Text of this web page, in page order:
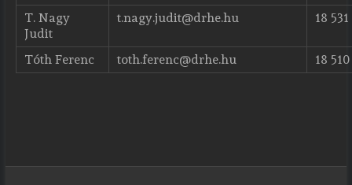
T. Nagy
Judit
t.nagy.judit@drhe.hu 18 531
Tóth Ferenc toth.ferenc@drhe.hu 18 510